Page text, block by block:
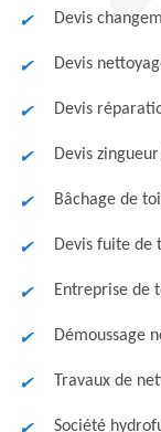
Devis
Devis
Devis
Devis
Bâchage de
Devis fuite de
Entreprise de
Démoussage
Travaux de
Société